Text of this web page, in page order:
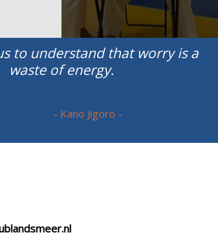
to understand that worry is a
waste of energy.
- Kano Jigoro -